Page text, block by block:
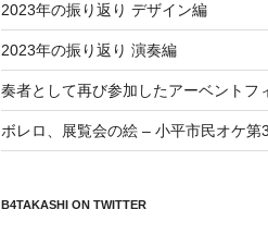
2023年の振り返り デザイン編
2023年の振り返り 演奏編
奏者として再び参加したアーベントフ
ボレロ、展覧会の絵 – 小平市民オケ第
B4TAKASHI ON TWITTER